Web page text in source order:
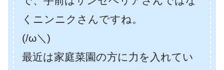
くニンニクさんですね。
(/ω＼)
最近は家庭菜園の方に力を入れてい